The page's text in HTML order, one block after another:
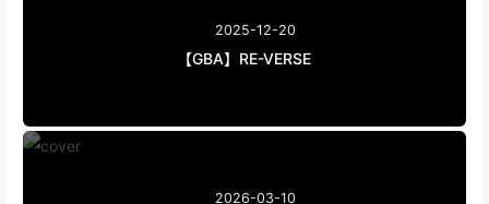
2025-12-20
【GBA】RE-VERSE
2026-03-10